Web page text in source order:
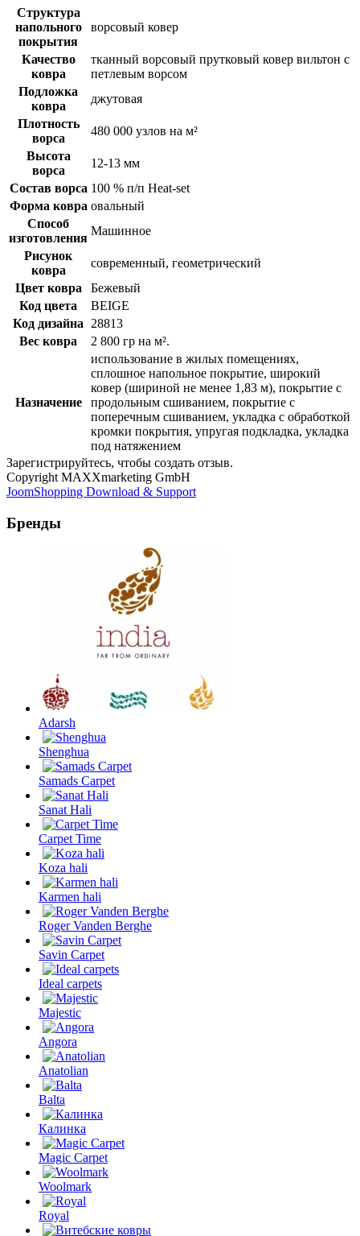
Структура
напольного
покрытия
ворсовый ковер
Качество
ковра
тканный ворсовый прутковый ковер вильтон с
петлевым ворсом
Подложка
ковра
джутовая
Плотность
ворса
480 000 узлов на м²
Высота
ворса
12-13 мм
Состав ворса 100 % п/п Heat-set
Форма ковра овальный
Способ
изготовления
Машинное
Рисунок
ковра
современный, геометрический
Цвет ковра
Бежевый
Код цвета
BEIGE
Код дизайна
28813
Вес ковра
2 800 гр на м².
Назначение
использование в жилых помещениях,
сплошное напольное покрытие, широкий
ковер (шириной не менее 1,83 м), покрытие с
продольным сшиванием, покрытие с
поперечным сшиванием, укладка с обработкой
кромки покрытия, упругая подкладка, укладка
под натяжением
Зарегистрируйтесь, чтобы создать отзыв.
Copyright MAXXmarketing GmbH
JoomShopping Download & Support
Бренды
Adarsh
Shenghua
Samads Carpet
Sanat Hali
Carpet Time
Koza hali
Karmen hali
Roger Vanden Berghe
Savin Carpet
Ideal carpets
Majestic
Angora
Anatolian
Balta
Калинка
Magic Carpet
Woolmark
Royal